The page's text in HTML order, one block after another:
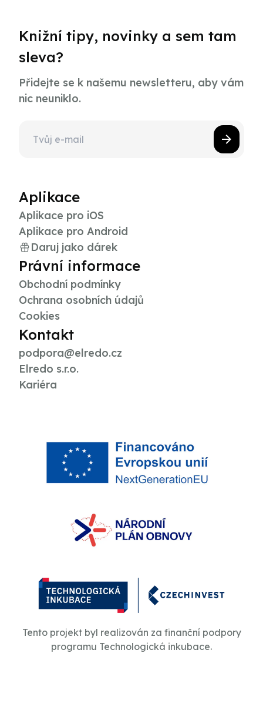
Knižní tipy, novinky a sem tam
sleva?
Přidejte se k našemu newsletteru, aby vám
nic neuniklo.
Aplikace
Aplikace pro iOS
Aplikace pro Android
Daruj jako dárek
Právní informace
Obchodní podmínky
Ochrana osobních údajů
Cookies
Kontakt
podpora@elredo.cz
Elredo s.r.o.
Kariéra
Tento projekt byl realizován za finanční podpory
programu Technologická inkubace.